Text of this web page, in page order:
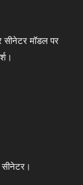
सीनेटर मॉडल पर